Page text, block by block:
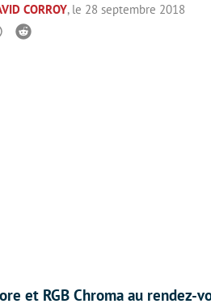
CORROY, le 28 septembre 2018
Reddit
et RGB Chroma au rendez-